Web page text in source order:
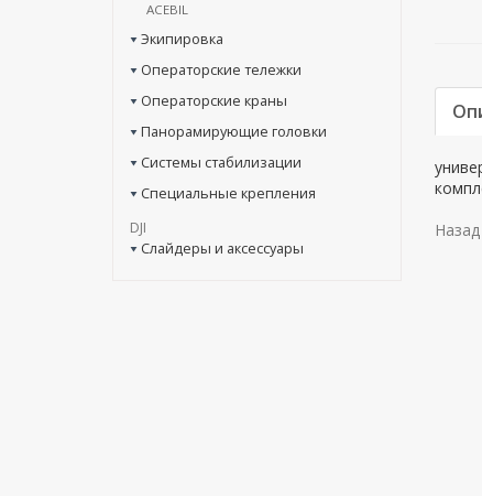
ACEBIL
Экипировка
Операторские тележки
Операторские краны
Панорамирующие головки
Системы стабилизации
Специальные крепления
DJI
Слайдеры и аксессуары